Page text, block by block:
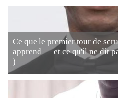
Ce que le premier tour de
apprend — et ce qu'il ne dit
)